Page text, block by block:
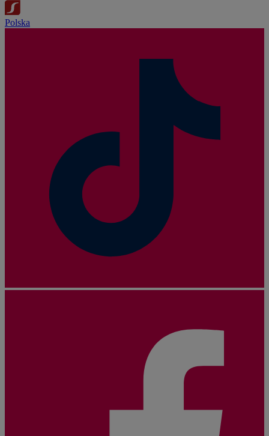
Polska